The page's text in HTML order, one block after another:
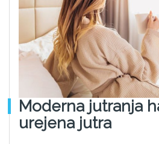
Moderna jutranja
urejena jutra